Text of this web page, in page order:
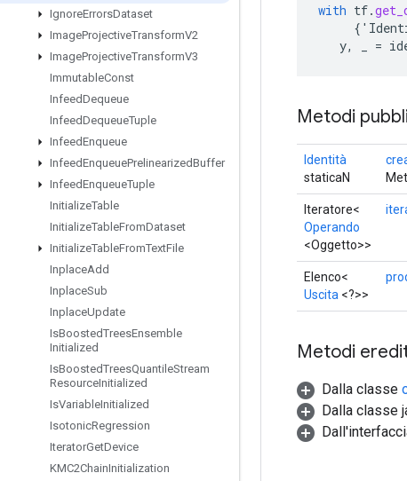
IgnoreErrorsDataset
ImageProjectiveTransformV2
ImageProjectiveTransformV3
ImmutableConst
InfeedDequeue
InfeedDequeueTuple
InfeedEnqueue
InfeedEnqueuePrelinearizedBuffer
InfeedEnqueueTuple
InitializeTable
InitializeTableFromDataset
InitializeTableFromTextFile
InplaceAdd
InplaceSub
InplaceUpdate
IsBoostedTreesEnsemble
Initialized
IsBoostedTreesQuantileStream
ResourceInitialized
IsVariableInitialized
IsotonicRegression
IteratorGetDevice
KMC2ChainInitialization
with tf.
{ '
y, =
Metodi
Identità
staticaN
Iteratore<
Operando
<Oggetto>>
Elenco<
Uscita <?>>
Metodi
Dalla classe
Dalla classe